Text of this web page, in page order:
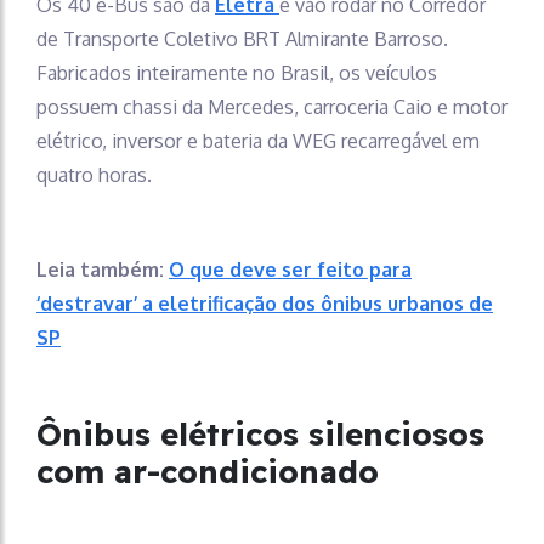
de Transporte Coletivo BRT Almirante Barroso.
Fabricados inteiramente no Brasil, os veículos
possuem chassi da Mercedes, carroceria Caio e motor
elétrico, inversor e bateria da WEG recarregável em
quatro horas.
Leia também: O que deve ser feito para
‘destravar’ a eletrificação dos ônibus urbanos de
SP
Ônibus elétricos silenciosos
com ar-condicionado